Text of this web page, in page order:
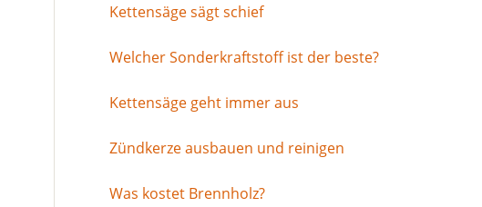
Kettensäge sägt schief
Welcher Sonderkraftstoff ist der beste?
Kettensäge geht immer aus
Zündkerze ausbauen und reinigen
Was kostet Brennholz?